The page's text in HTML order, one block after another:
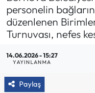
personelin
düzenlenen
Turnuvası, nefes
14.06.2026 - 15:27
YAYINLANMA
Paylaş